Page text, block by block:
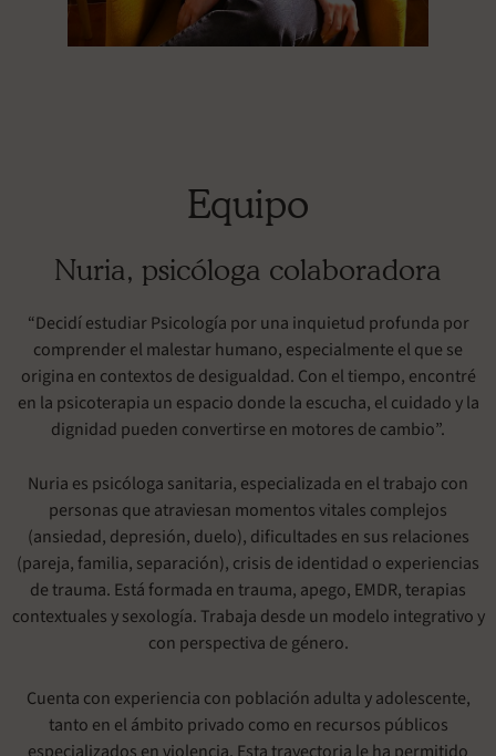
Equipo
Nuria, psicóloga colaboradora
“Decidí estudiar Psicología por una inquietud profunda por
comprender el malestar humano, especialmente el que se
origina en contextos de desigualdad. Con el tiempo, encontré
en la psicoterapia un espacio donde la escucha, el cuidado y la
dignidad pueden convertirse en motores de cambio”.
Nuria es psicóloga sanitaria, especializada en el trabajo con
personas que atraviesan momentos vitales complejos
(ansiedad, depresión, duelo), dificultades en sus relaciones
(pareja, familia, separación), crisis de identidad o experiencias
de trauma. Está formada en trauma, apego, EMDR, terapias
contextuales y sexología. Trabaja desde un modelo integrativo y
con perspectiva de género.
Cuenta con experiencia con población adulta y adolescente,
tanto en el ámbito privado como en recursos públicos